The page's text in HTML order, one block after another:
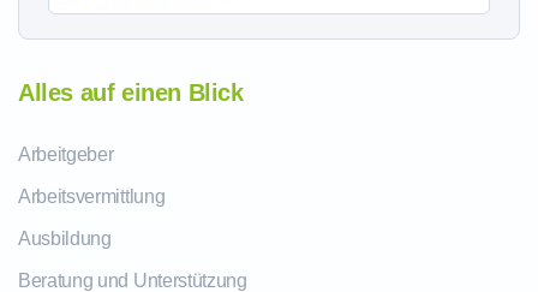
Alles auf einen Blick
Arbeitgeber
Arbeitsvermittlung
Ausbildung
Beratung und Unterstützung